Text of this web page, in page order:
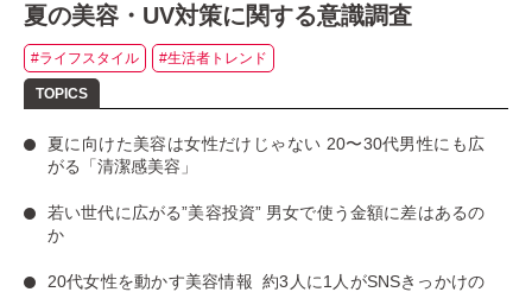
夏の美容・UV対策に関する意識調査
#ライフスタイル #生活者トレンド
夏に向けた美容は女性だけじゃない 20〜30代男性にも広
がる「清潔感美容」
若い世代に広がる”美容投資” 男女で使う金額に差はあるの
か
20代女性を動かす美容情報約3人に1人がSNSきっかけの